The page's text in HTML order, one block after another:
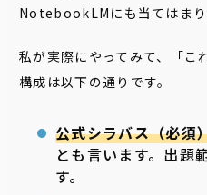
NotebookLMにも当てはまり
私が実際にやってみて、「こ
構成は以下の通りです。
公式シラバス（必須
とも言います。出題
す。